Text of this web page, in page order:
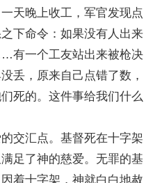
天晚上收工，军官发现点
下命令：如果没有人出来
有一个工友站出来被枪决
丢，原来自己点错了数，
死的。这件事给我们什么
汇点。基督死在十字架
足了神的慈爱。无罪的基
着十字架，神就白白地赦